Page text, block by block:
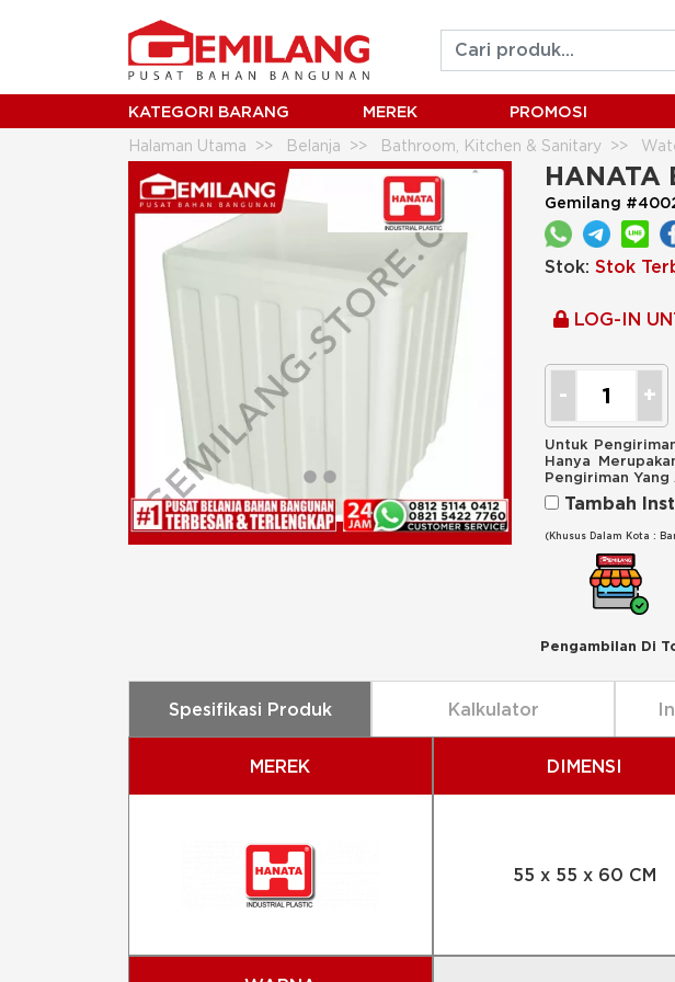
KATEGORI BARANG MEREK PROMOSI
Halaman Utama Belanja Bathroom, Kitchen & Sanitary
HANATA
Gemilang
Stok: Stok
LOG-IN
Untuk
Hanya
Pengiriman Yang
Tambah
(Khusus Dalam Kota :
Pengambilan Di
Spesifikasi Produk Kalkulator
MEREK DIMENSI
55 x 55 x 60 CM